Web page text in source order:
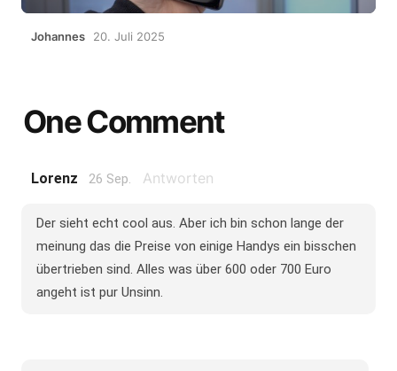
Johannes 20. Juli 2025
One Comment
Lorenz 26 Sep. Antworten
Der sieht echt cool aus. Aber ich bin schon lange der
meinung das die Preise von einige Handys ein bisschen
übertrieben sind. Alles was über 600 oder 700 Euro
angeht ist pur Unsinn.